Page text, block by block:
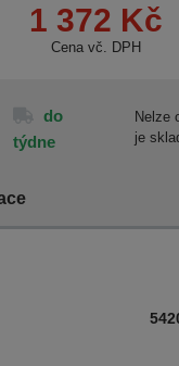
1 372 Kč
Cena vč. DPH
do
týdne
Nelze
je